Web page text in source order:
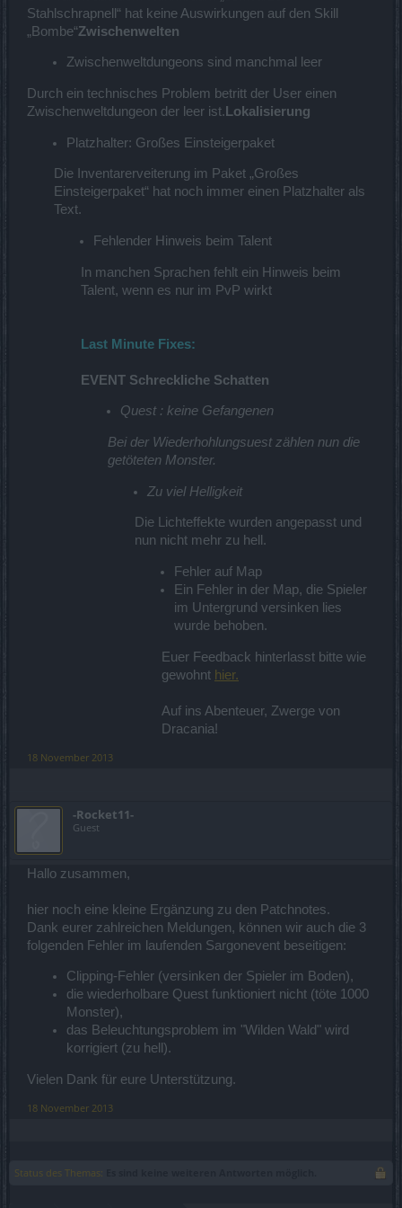
Stahlschrapnell“ hat keine Auswirkungen auf den Skill
„Bombe“Zwischenwelten
Zwischenweltdungeons sind manchmal leer
Durch ein technisches Problem betritt der User einen
Zwischenweltdungeon der leer ist. Lokalisierung
Platzhalter: Großes Einsteigerpaket
Die Inventarerveiterung im Paket „Großes
Einsteigerpaket“ hat noch immer einen Platzhalter als
Text.
Fehlender Hinweis beim Talent
In manchen Sprachen fehlt ein Hinweis beim
Talent, wenn es nur im PvP wirkt
Last Minute Fixes:
EVENT Schreckliche Schatten
Quest : keine Gefangenen
Bei der Wiederhohlungsuest zählen nun die
getöteten Monster.
Zu viel Helligkeit
Die Lichteffekte wurden angepasst und
nun nicht mehr zu hell.
Fehler auf Map
Ein Fehler in der Map, die Spieler
im Untergrund versinken lies
wurde behoben.
Euer Feedback hinterlasst bitte wie
gewohnt hier.
Auf ins Abenteuer, Zwerge von
Dracania!​
18 November 2013
-Rocket11-
Guest
Hallo zusammen,
hier noch eine kleine Ergänzung zu den Patchnotes.
Dank eurer zahlreichen Meldungen, können wir auch die 3
folgenden Fehler im laufenden Sargonevent beseitigen:
Clipping-Fehler (versinken der Spieler im Boden),
die wiederholbare Quest funktioniert nicht (töte 1000
Monster),
das Beleuchtungsproblem im "Wilden Wald" wird
korrigiert (zu hell).
Vielen Dank für eure Unterstützung.
18 November 2013
Status des Themas: